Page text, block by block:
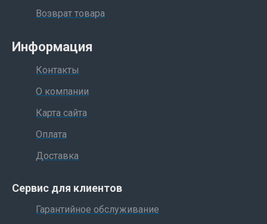
Возврат товара
Информация
Контакты
О компании
Карта сайта
Оплата
Доставка
Сервис для клиентов
Гарантийное обслуживание